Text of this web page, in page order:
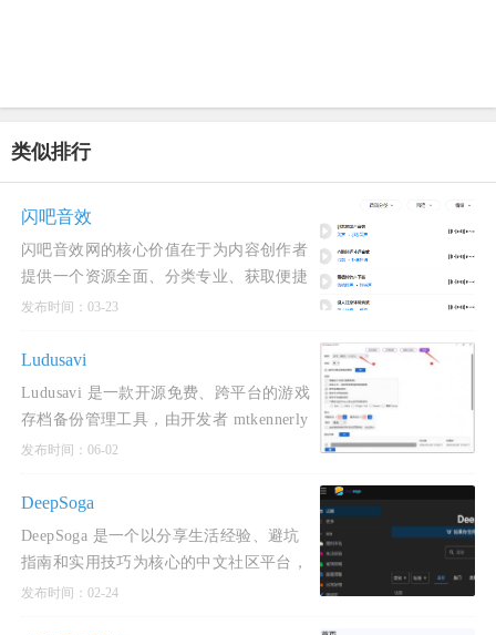
类似排行
闪吧音效
闪吧音效网的核心价值在于为内容创作者
提供一个资源全面、分类专业、获取便捷
的一站式音效素材解决方案。其优势在于
发布时间：03-23
Ludusavi
Ludusavi 是一款开源免费、跨平台的游戏
存档备份管理工具，由开发者 mtkennerly
使用 Rust 语言编写。
发布时间：06-02
DeepSoga
DeepSoga 是一个以分享生活经验、避坑
指南和实用技巧为核心的中文社区平台，
旨在通过互助交流传递互联网精神，让用
发布时间：02-24